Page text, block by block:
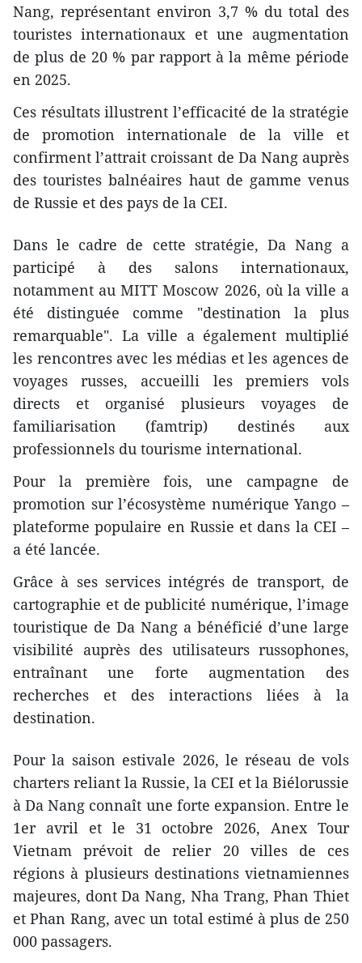
Nang, représentant environ 3,7 % du total des
touristes internationaux et une augmentation
de plus de 20 % par rapport à la même période
en 2025.
Ces résultats illustrent l’efficacité de la stratégie
de promotion internationale de la ville et
confirment l’attrait croissant de Da Nang auprès
des touristes balnéaires haut de gamme venus
de Russie et des pays de la CEI.
Dans le cadre de cette stratégie, Da Nang a
participé à des salons internationaux,
notamment au MITT Moscow 2026, où la ville a
été distinguée comme "destination la plus
remarquable". La ville a également multiplié
les rencontres avec les médias et les agences de
voyages russes, accueilli les premiers vols
directs et organisé plusieurs voyages de
familiarisation (famtrip) destinés aux
professionnels du tourisme international.
Pour la première fois, une campagne de
promotion sur l’écosystème numérique Yango –
plateforme populaire en Russie et dans la CEI –
a été lancée.
Grâce à ses services intégrés de transport, de
cartographie et de publicité numérique, l’image
touristique de Da Nang a bénéficié d’une large
visibilité auprès des utilisateurs russophones,
entraînant une forte augmentation des
recherches et des interactions liées à la
destination.
Pour la saison estivale 2026, le réseau de vols
charters reliant la Russie, la CEI et la Biélorussie
à Da Nang connaît une forte expansion. Entre le
1er avril et le 31 octobre 2026, Anex Tour
Vietnam prévoit de relier 20 villes de ces
régions à plusieurs destinations vietnamiennes
majeures, dont Da Nang, Nha Trang, Phan Thiet
et Phan Rang, avec un total estimé à plus de 250
000 passagers.